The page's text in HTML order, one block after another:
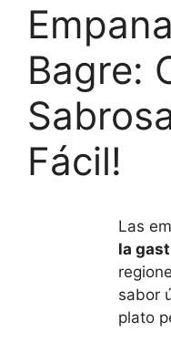
Bagre:
Fácil!
Las
la
sabor
plato